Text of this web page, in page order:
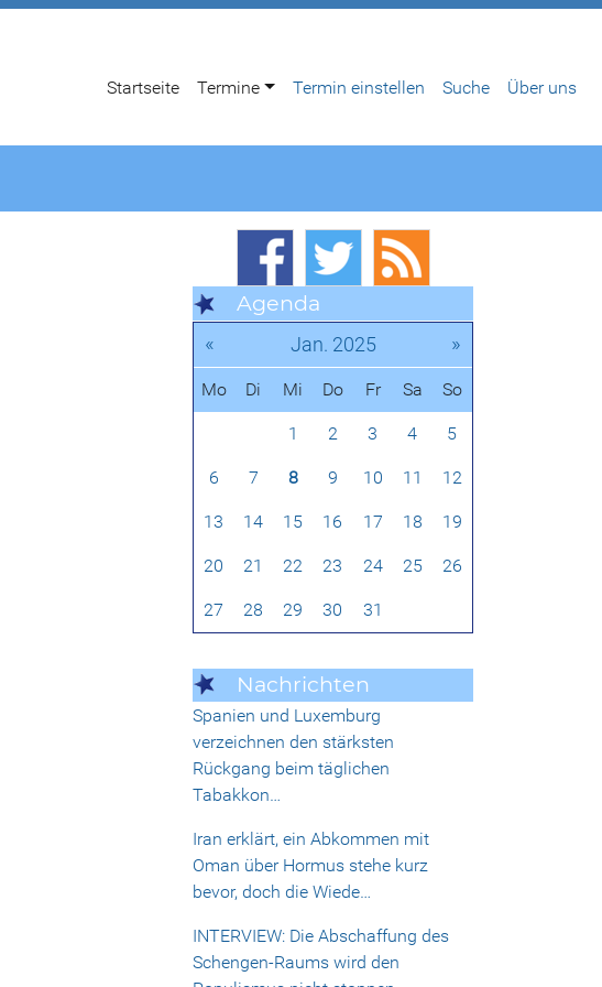
Startseite Termine Termin einstellen Suche Über uns
Agenda
« Jan. 2025 »
Mo Di Mi Do Fr Sa So
1 2 3 4 5
6 7 8 9 10 11 12
13 14 15 16 17 18 19
20 21 22 23 24 25 26
27 28 29 30 31
Nachrichten
Spanien und Luxemburg
verzeichnen den stärksten
Rückgang beim täglichen
Tabakkon…
Iran erklärt, ein Abkommen mit
Oman über Hormus stehe kurz
bevor, doch die Wiede…
INTERVIEW: Die Abschaffung des
Schengen-Raums wird den